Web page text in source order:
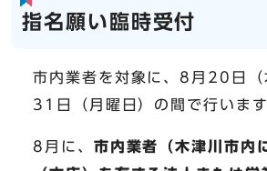
指名願い臨時受付
市内業者を対象に、8月20日（
31日（月曜日）の間で行います
8月に、 市内業者（木津川市内